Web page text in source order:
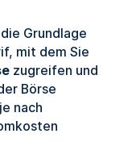
Grundlage
mit dem Sie
zugreifen und
Börse
nach